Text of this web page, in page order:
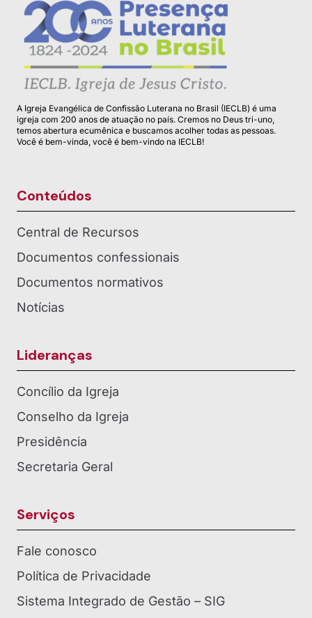
A Igreja Evangélica de Confissão Luterana no Brasil (IECLB) é uma
igreja com 200 anos de atuação no país. Cremos no Deus tri-uno,
temos abertura ecumênica e buscamos acolher todas as pessoas.
Você é bem-vinda, você é bem-vindo na IECLB!
Conteúdos
Central de Recursos
Documentos confessionais
Documentos normativos
Notícias
Lideranças
Concílio da Igreja
Conselho da Igreja
Presidência
Secretaria Geral
Serviços
Fale conosco
Política de Privacidade
Sistema Integrado de Gestão – SIG